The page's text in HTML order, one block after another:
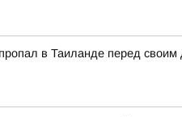
в Таиланде перед